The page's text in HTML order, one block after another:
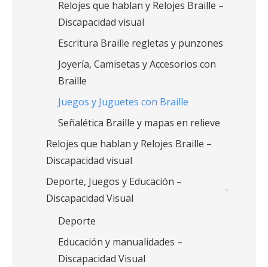
Relojes que hablan y Relojes Braille –
Discapacidad visual
Escritura Braille regletas y punzones
Joyería, Camisetas y Accesorios con
Braille
Juegos y Juguetes con Braille
Señalética Braille y mapas en relieve
Relojes que hablan y Relojes Braille –
Discapacidad visual
Deporte, Juegos y Educación –
Discapacidad Visual
Deporte
Educación y manualidades –
Discapacidad Visual